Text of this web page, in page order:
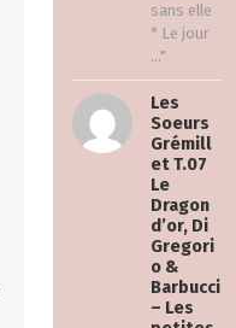
sans elle
* Le jour
..."
Les
Soeurs
Grémill
et T.07
Le
Dragon
d’or, Di
Gregori
o &
Barbucci
– Les